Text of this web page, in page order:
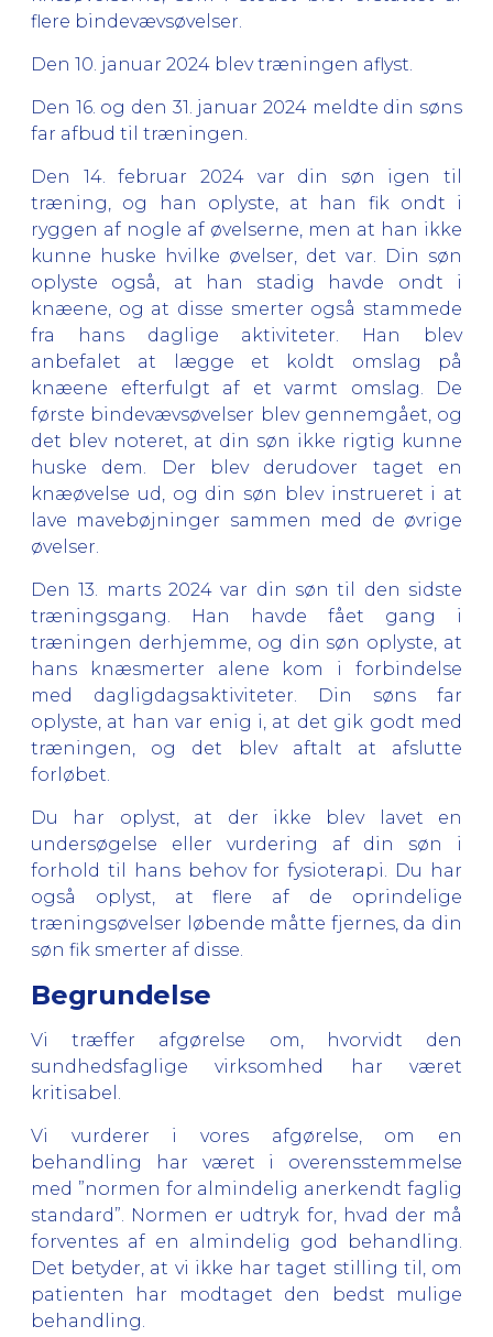
flere bindevævsøvelser.
Den 10. januar 2024 blev træningen aflyst.
Den 16. og den 31. januar 2024 meldte din søns
far afbud til træningen.
Den 14. februar 2024 var din søn igen til
træning, og han oplyste, at han fik ondt i
ryggen af nogle af øvelserne, men at han ikke
kunne huske hvilke øvelser, det var. Din søn
oplyste også, at han stadig havde ondt i
knæene, og at disse smerter også stammede
fra hans daglige aktiviteter. Han blev
anbefalet at lægge et koldt omslag på
knæene efterfulgt af et varmt omslag. De
første bindevævsøvelser blev gennemgået, og
det blev noteret, at din søn ikke rigtig kunne
huske dem. Der blev derudover taget en
knæøvelse ud, og din søn blev instrueret i at
lave mavebøjninger sammen med de øvrige
øvelser.
Den 13. marts 2024 var din søn til den sidste
træningsgang. Han havde fået gang i
træningen derhjemme, og din søn oplyste, at
hans knæsmerter alene kom i forbindelse
med dagligdagsaktiviteter. Din søns far
oplyste, at han var enig i, at det gik godt med
træningen, og det blev aftalt at afslutte
forløbet.
Du har oplyst, at der ikke blev lavet en
undersøgelse eller vurdering af din søn i
forhold til hans behov for fysioterapi. Du har
også oplyst, at flere af de oprindelige
træningsøvelser løbende måtte fjernes, da din
søn fik smerter af disse.
Begrundelse
Vi træffer afgørelse om, hvorvidt den
sundhedsfaglige virksomhed har været
kritisabel.
Vi vurderer i vores afgørelse, om en
behandling har været i overensstemmelse
med ”normen for almindelig anerkendt faglig
standard”. Normen er udtryk for, hvad der må
forventes af en almindelig god behandling.
Det betyder, at vi ikke har taget stilling til, om
patienten har modtaget den bedst mulige
behandling.